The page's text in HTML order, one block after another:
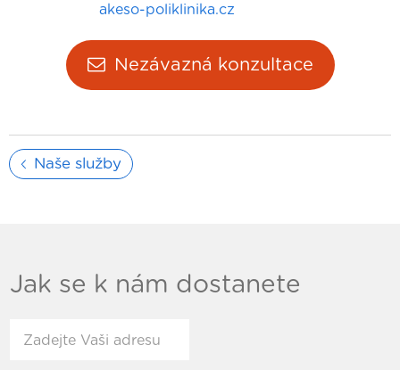
akeso-poliklinika.cz
Nezávazná konzultace
Naše služby
Jak se k nám dostanete